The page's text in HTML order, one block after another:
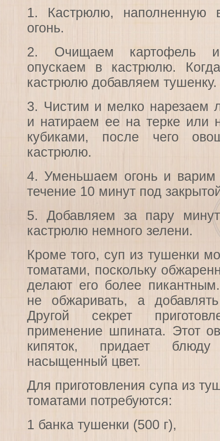
1. Кастрюлю, наполненную
огонь.
2. Очищаем картофель
опускаем в кастрюлю.
кастрюлю добавляем тушенку.
3. Чистим и мелко нарезаем
и натираем ее на терке или
кубиками, после чего
кастрюлю.
4. Уменьшаем огонь и варим
течение 10 минут под
5. Добавляем за пару
кастрюлю немного зелени.
Кроме того, суп из тушенки
томатами, поскольку
делают его более
не обжаривать, а
Другой секрет
применение шпината. Этот
кипяток, придает
насыщенный цвет.
Для приготовления супа из
томатами потребуются:
1 банка тушенки (500 г),